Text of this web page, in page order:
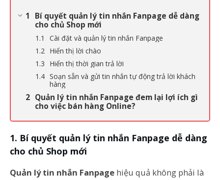
Bí quyết quản lý tin nhắn Fanpage dễ dàng
cho chủ Shop mới
Cài đặt và quản lý tin nhắn Fanpage
Hiển thị lời chào
Hiển thị thời gian trả lời
Soạn sẵn và gửi tin nhắn tự động trả lời khách
hàng
Quản lý tin nhắn Fanpage đem lại lợi ích gì
cho việc bán hàng Online?
Bí quyết quản lý tin nhắn Fanpage dễ dàng
cho chủ Shop mới
Quản lý tin nhắn Fanpage hiệu quả không phải là